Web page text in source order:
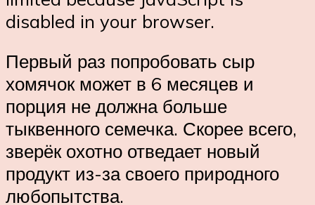
disabled in your browser.
Первый раз попробовать сыр
хомячок может в 6 месяцев и
порция не должна больше
тыквенного семечка. Скорее всего,
зверёк охотно отведает новый
продукт из-за своего природного
любопытства.